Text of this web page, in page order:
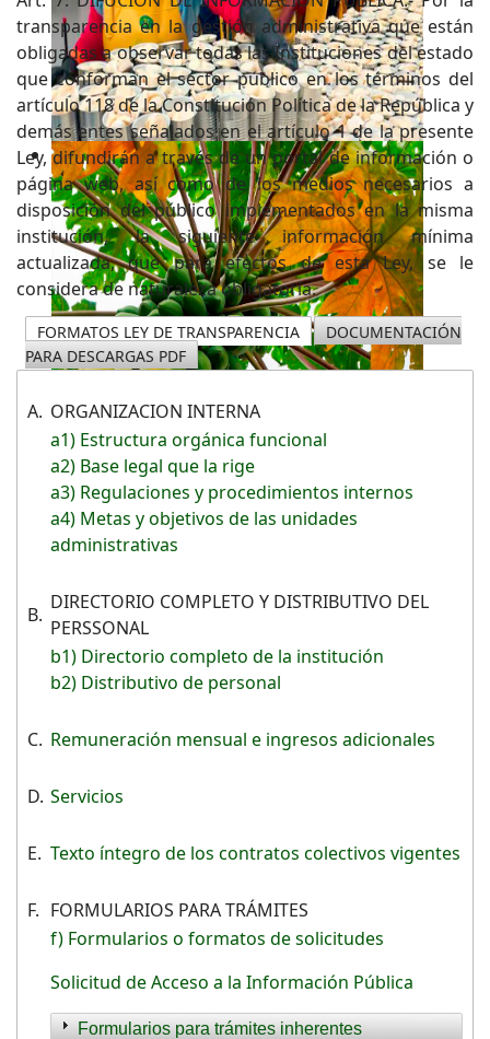
transparencia en la gestión administrativa que están
obligadas a observar todas las Instituciones del estado
que conforman el sector público en los términos del
artículo 118 de la Constitución Política de la República y
demás entes señalados en el artículo 1 de la presente
Ley, difundirán a través de un portal de información o
página web, así como de los medios necesarios a
disposición del público implementados en la misma
institución, la siguiente información mínima
actualizada, que para efectos de esta Ley, se le
considera de naturaleza obligatoria.
FORMATOS LEY DE TRANSPARENCIA
DOCUMENTACIÓN
PARA DESCARGAS PDF
A. ORGANIZACION INTERNA
a1) Estructura orgánica funcional
a2) Base legal que la rige
a3) Regulaciones y procedimientos internos
a4) Metas y objetivos de las unidades
administrativas
B.
DIRECTORIO COMPLETO Y DISTRIBUTIVO DEL
PERSSONAL
b1) Directorio completo de la institución
b2) Distributivo de personal
C. Remuneración mensual e ingresos adicionales
D. Servicios
E. Texto íntegro de los contratos colectivos vigentes
F. FORMULARIOS PARA TRÁMITES
f) Formularios o formatos de solicitudes
Solicitud de Acceso a la Información Pública
Formularios para trámites inherentes